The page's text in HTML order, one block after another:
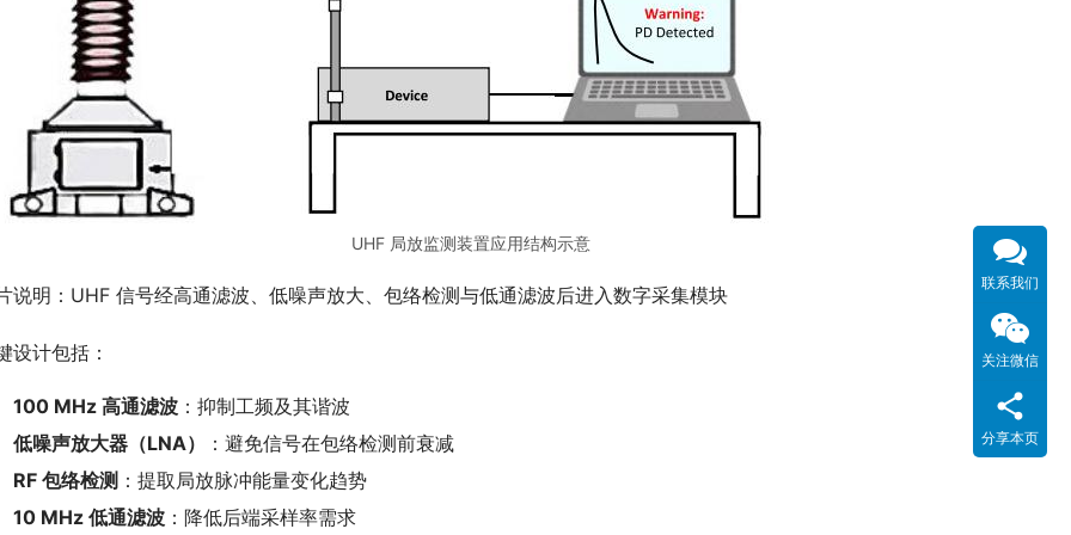
UHF 局放监测装置应用结构示意
说明：UHF 信号经高通滤波、低噪声放大、包络检测与低通滤波后进入数字采集模块
设计包括：
100 MHz 高通滤波 ：抑制工频及其谐波
低噪声放大器（LNA）
：避免信号在包络检测前衰减
RF 包络检测 ：提取局放脉冲能量变化趋势
10 MHz 低通滤波 ：降低后端采样率需求
联系我们
关注微信
分享本页